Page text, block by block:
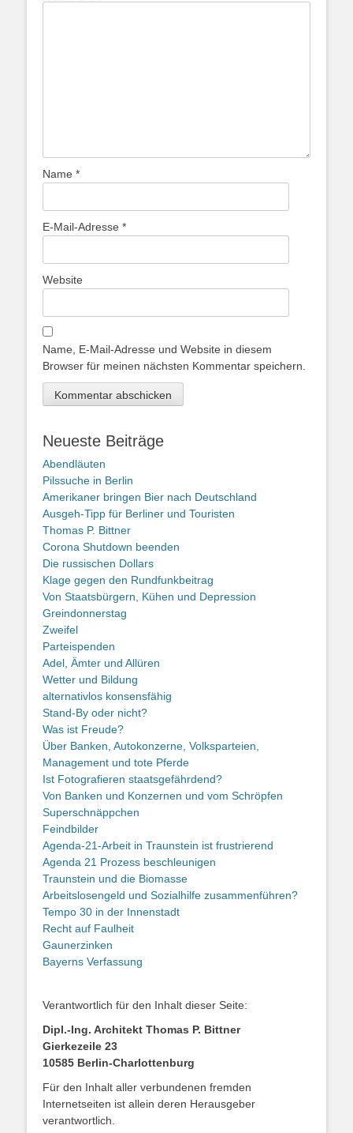
Name *
E-Mail-Adresse *
Website
Name, E-Mail-Adresse und Website in diesem
Browser für meinen nächsten Kommentar speichern.
Neueste Beiträge
Abendläuten
Pilssuche in Berlin
Amerikaner bringen Bier nach Deutschland
Ausgeh-Tipp für Berliner und Touristen
Thomas P. Bittner
Corona Shutdown beenden
Die russischen Dollars
Klage gegen den Rundfunkbeitrag
Von Staatsbürgern, Kühen und Depression
Greindonnerstag
Zweifel
Parteispenden
Adel, Ämter und Allüren
Wetter und Bildung
alternativlos konsensfähig
Stand-By oder nicht?
Was ist Freude?
Über Banken, Autokonzerne, Volksparteien,
Management und tote Pferde
Ist Fotografieren staatsgefährdend?
Von Banken und Konzernen und vom Schröpfen
Superschnäppchen
Feindbilder
Agenda-21-Arbeit in Traunstein ist frustrierend
Agenda 21 Prozess beschleunigen
Traunstein und die Biomasse
Arbeitslosengeld und Sozialhilfe zusammenführen?
Tempo 30 in der Innenstadt
Recht auf Faulheit
Gaunerzinken
Bayerns Verfassung
Verantwortlich für den Inhalt dieser Seite:
Dipl.-Ing. Architekt Thomas P. Bittner
Gierkezeile 23
10585 Berlin-Charlottenburg
Für den Inhalt aller verbundenen fremden
Internetseiten ist allein deren Herausgeber
verantwortlich.